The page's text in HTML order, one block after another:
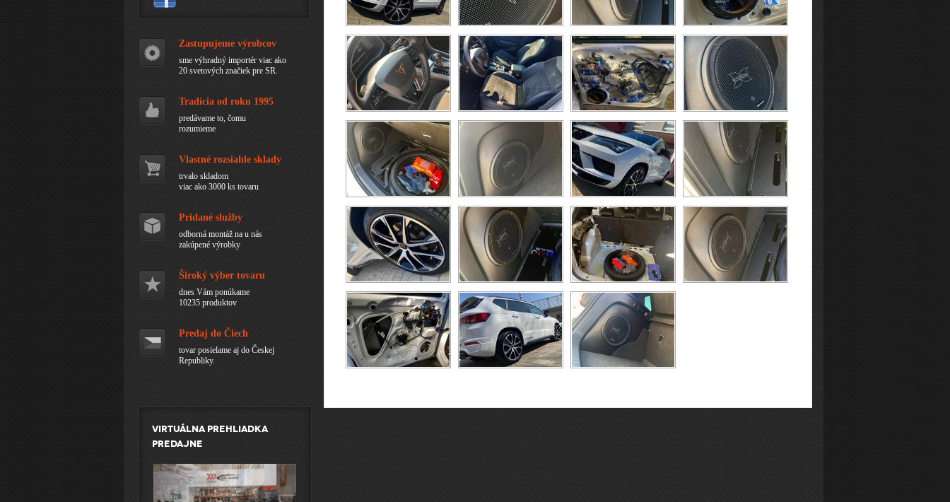
Zastupujeme výrobcov
sme výhradný importér viac ako
20 svetových značiek pre SR.
Tradícia od roku 1995
predávame to, čomu
rozumieme
Vlastné rozsiahle sklady
trvalo skladom
viac ako 3000 ks tovaru
Pridané služby
odborná montáž na u nás
zakúpené výrobky
Široký výber tovaru
dnes Vám ponúkame
10235 produktov
Predaj do Čiech
tovar posielame aj do Českej
Republiky.
Virtuálna prehliadka
predajne